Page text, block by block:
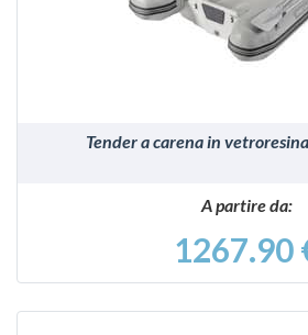
Tender a carena in
A partire da:
1267.90